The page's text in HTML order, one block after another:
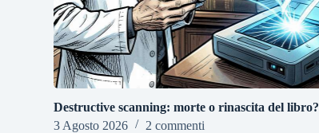
Destructive scanning: morte o rinascita del libro?
3 Agosto 2026
2 commenti